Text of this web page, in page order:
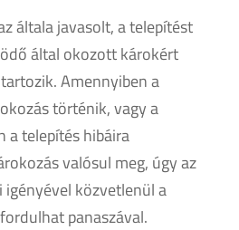
általa javasolt, a telepítést
által okozott károkért
Amennyiben a
történik, vagy a
a telepítés hibáira
valósul meg, úgy az
közvetlenül a
panaszával.